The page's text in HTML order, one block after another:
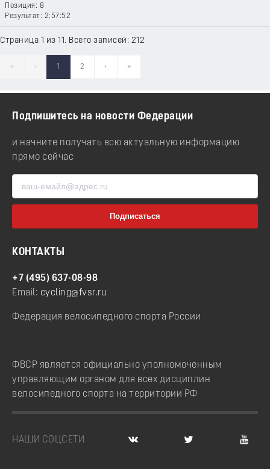
8
2:57:52
Страница 1 из 11. Всего записей: 212
« ‹ 1 2 › »
Подпишитесь на новости Федерации
и начните получать всю актуальную информацию
прямо сейчас
КОНТАКТЫ
+7 (495) 637-08-98
Email: cycling@fvsr.ru
Федерация велосипедного спорта России
ФВСР является официально уполномоченным
управляющим органом для всех дисциплин
велосипедного спорта на территории РФ
НАШИ СОЦСЕТИ